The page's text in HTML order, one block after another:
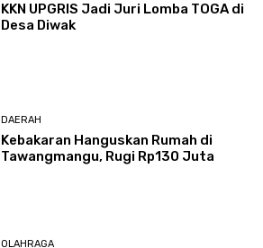
KKN UPGRIS Jadi Juri Lomba TOGA di
Desa Diwak
DAERAH
Kebakaran Hanguskan Rumah di
Tawangmangu, Rugi Rp130 Juta
OLAHRAGA